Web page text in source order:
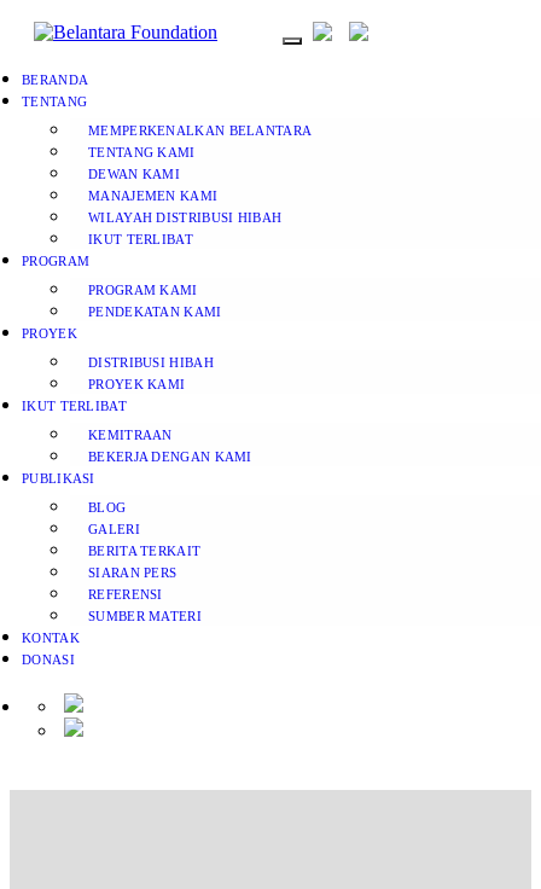
BERANDA
TENTANG
MEMPERKENALKAN BELANTARA
TENTANG KAMI
DEWAN KAMI
MANAJEMEN KAMI
WILAYAH DISTRIBUSI HIBAH
IKUT TERLIBAT
PROGRAM
PROGRAM KAMI
PENDEKATAN KAMI
PROYEK
DISTRIBUSI HIBAH
PROYEK KAMI
IKUT TERLIBAT
KEMITRAAN
BEKERJA DENGAN KAMI
PUBLIKASI
BLOG
GALERI
BERITA TERKAIT
SIARAN PERS
REFERENSI
SUMBER MATERI
KONTAK
DONASI